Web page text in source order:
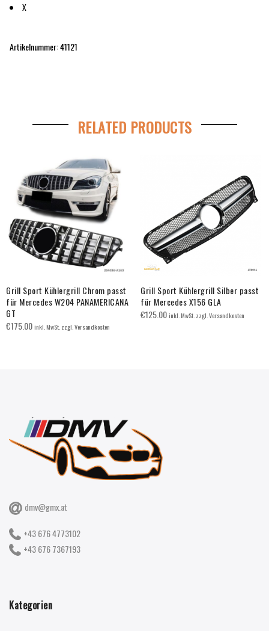
X
Artikelnummer: 41121
RELATED PRODUCTS
Grill Sport Kühlergrill Chrom passt
für Mercedes W204 PANAMERICANA
GT
€175.00inkl. MwSt. zzgl. Versandkosten
Grill Sport Kühlergrill Silber passt
für Mercedes X156 GLA
€125.00inkl. MwSt. zzgl. Versandkosten
dmv@gmx.at
+43 676 4773102
+43 676 7367193
Kategorien